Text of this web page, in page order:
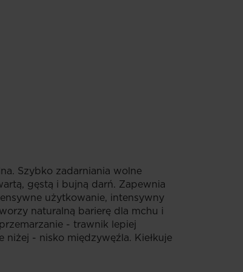
Szybko zadarniania wolne
gęstą i bujną darń. Zapewnia
użytkowanie, intensywny
naturalną barierę dla mchu i
- trawnik lepiej
- nisko międzywęźla. Kiełkuje